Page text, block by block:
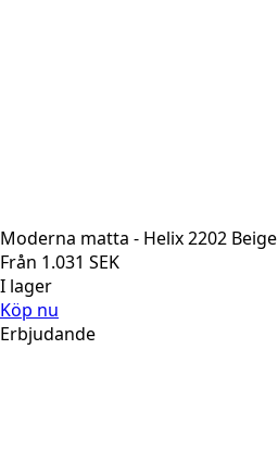
Moderna matta - Helix 2202 Beige
Från 1.031 SEK
I lager
Köp nu
Erbjudande